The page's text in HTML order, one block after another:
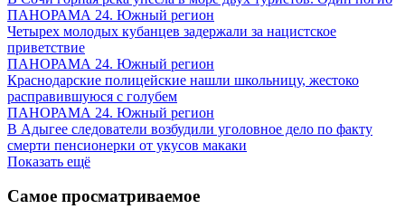
ПАНОРАМА 24. Южный регион
Четырех молодых кубанцев задержали за нацистское
приветствие
ПАНОРАМА 24. Южный регион
Краснодарские полицейские нашли школьницу, жестоко
расправившуюся с голубем
ПАНОРАМА 24. Южный регион
В Адыгее следователи возбудили уголовное дело по факту
смерти пенсионерки от укусов макаки
Показать ещё
Самое просматриваемое